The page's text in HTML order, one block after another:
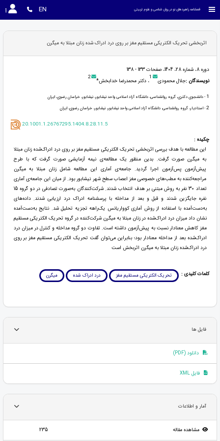
فصلنامه راهبردهای نو در روان شناسی و علوم تربیتی EN
اثربخشی تحریک الکتریکی مستقیم مغز بر روی درد ادراک شده زنان مبتلا به میگرن
دوره 8، شماره 28، 1404، صفحات 133 - 138
نویسندگان :جلال محمودی 1، دکتر محمدرضا خدابخش* 2
1 - دانشجوی دکتری، گروه روانشناسی، دانشگاه آزاد اسلامی واحد نیشابور، نیشابور، خراسان رضوی، ایران
2- استادیار، گروه روانشناسی، دانشگاه آزاد اسلامی واحد نیشابور، نیشابور، خراسان رضوی، ایران
20.1001.1.26767295.1404.8.28.11.5
چکیده :
این مطالعه با هدف بررسی اثربخشی تحریک الکتریکی مستقیم مغز بر روی درد ادراک‌شده زنان مبتلا
به میگرن صورت گرفت. بدین منظور یک مطالعه‌ی نیمه آزمایشی صورت گرفت که با طرح
پیش‌آزمون پس‌آزمون اجرا گردید. جامعه‌ی آماری این مطالعه شامل زنان مبتلا به میگرن
مراجعه‌کننده به مطب‌های خصوصی مغز اعصاب سطح شهر نیشابور بود. از میان این جامعه‌ی آماری
تعداد 30 نفر به روش مبتنی بر هدف انتخاب شدند. شرکت‌کنندگان به‌صورت تصادفی در دو گروه 15
نفره جایگزین شدند و قبل و بعد از مداخله با پرسشنامه ادراک درد ارزیابی شدند. داده‌های
به‌دست‌آمده با استفاده از روش آماری کوواریانس یک‌راهه تجزیه تحلیل شد. نتایج به‌دست‌آمده
نشان داد میزان درد ادراک‌شده در زنان مبتلا به میگرن شرکت‌کننده در گروه تحریک الکتریکی مستقیم
مغز کاهش معنادار نسبت به پیش‌آزمون داشته است. تفاوت دو گروه مداخله و کنترل در میزان درد
ادراک‌شده بعد از مداخله معنادار بود؛ بنابراین می‌توان گفت تحریک الکتریکی مستقیم مغز بر روی
درد ادراک‌شده زنان مبتلا به میگرن اثربخش است
کلمات کلیدی : تحریک الکتریکی مستقیم مغز درد ادراک شده میگرن
فایل ها
دانلود (PDF)
فایل XML
آمار و اطلاعات
مشاهده مقاله 235